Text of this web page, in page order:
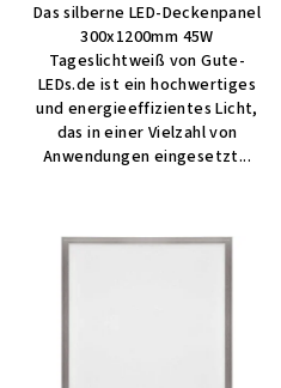
Das silberne LED-Deckenpanel
300x1200mm 45W
Tageslichtweiß von Gute-
LEDs.de ist ein hochwertiges
und energieeffizientes Licht,
das in einer Vielzahl von
Anwendungen eingesetzt...